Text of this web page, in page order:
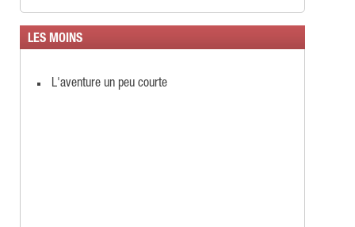
LES MOINS
L'aventure un peu courte